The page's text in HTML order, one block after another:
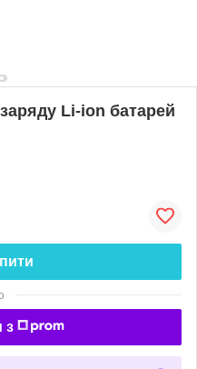
Li-ion батарей
з